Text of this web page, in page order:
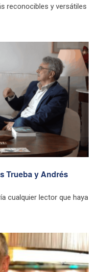
reconocibles y versátiles
Trueba y Andrés
cualquier lector que haya